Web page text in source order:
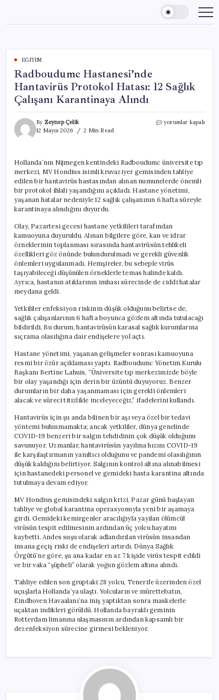
content
EĞITIM
Radboudumc Hastanesi’nde
Hantavirüs Protokol Hatası: 12 Sağlık
Çalışanı Karantinaya Alındı
By Zeynep Çelik
12 Mayıs 2026
2 Min Read
Radboudumc
12
Sağlık
Çalışanı
Karantinaya
Alındı
yorumlar kapalı
Hollanda’nın Nijmegen kentindeki Radboudumc üniversite tıp
merkezi, MV Hondius isimli kruvaziyer gemisinden tahliye
edilen bir hantavirüs hastasından alınan numunelerde önemli
bir protokol ihlali yaşandığını açıkladı. Hastane yönetimi,
yaşanan hatalar nedeniyle 12 sağlık çalışanının 6 hafta süreyle
karantinaya alındığını duyurdu.
Olay, Pazartesi gecesi hastane yetkilileri tarafından
kamuoyuna duyuruldu. Alınan bilgilere göre, kan ve idrar
örneklerinin toplanması sırasında hantavirüsün tehlikeli
özellikleri göz önünde bulundurulmadı ve gerekli güvenlik
önlemleri uygulanmadı. Hemşireler, bu sebeple virüs
taşıyabileceği düşünülen örneklerle temas halinde kaldı.
Ayrıca, hastanın atıklarının imhası sürecinde de ciddi hatalar
meydana geldi.
Yetkililer enfeksiyon riskinin düşük olduğunu belirtse de,
sağlık çalışanlarının 6 hafta boyunca gözlem altında tutulacağı
bildirildi. Bu durum, hantavirüsün karasal sağlık kurumlarına
sıçrama olasılığına dair endişelere yol açtı.
Hastane yönetimi, yaşanan gelişmeler sonrası kamuoyuna
resmi bir özür açıklaması yaptı. Radboudumc Yönetim Kurulu
Başkanı Bertine Lahuis, “Üniversite tıp merkezimizde böyle
bir olay yaşandığı için derin bir üzüntü duyuyoruz. Benzer
durumların bir daha yaşanmaması için gerekli önlemleri
alacak ve süreci titizlikle inceleyeceğiz,” ifadelerini kullandı.
Hantavirüs için şu anda bilinen bir aşı veya özel bir tedavi
yöntemi bulunmamakta; ancak yetkililer, dünya genelinde
COVID-19 benzeri bir salgın tehdidinin çok düşük olduğunu
savunuyor. Uzmanlar, hantavirüsün yayılma hızını COVID-19
ile karşılaştırmanın yanıltıcı olduğunu ve pandemi olasılığının
düşük kaldığını belirtiyor. Salgının kontrol altına alınabilmesi
için hastanedeki personel ve gemideki hasta karantina altında
tutulmaya devam ediyor.
MV Hondius gemisindeki salgın krizi, Pazar günü başlayan
tahliye ve global karantina operasyonuyla yeni bir aşamaya
girdi. Gemideki kemirgenler aracılığıyla yayılan ölümcül
virüsün tespit edilmesinin ardından üç yolcu hayatını
kaybetti. Andes suşu olarak adlandırılan virüsün insandan
insana geçiş riski de endişeleri artırdı. Dünya Sağlık
Örgütü’ne göre, şu ana kadar en az 7 kişide virüs tespit edildi
ve bir vaka “şüpheli” olarak yoğun gözlem altına alındı.
Tahliye edilen son gruptaki 28 yolcu, Tenerife üzerinden özel
uçuşlarla Hollanda’ya ulaştı. Yolcuların ve mürettebatın,
Eindhoven Havaalanı’na iniş yaptıktan sonra maskelerle
uçaktan indikleri görüldü. Hollanda bayraklı geminin
Rotterdam limanına ulaşmasının ardından kapsamlı bir
dezenfeksiyon sürecine girmesi bekleniyor.